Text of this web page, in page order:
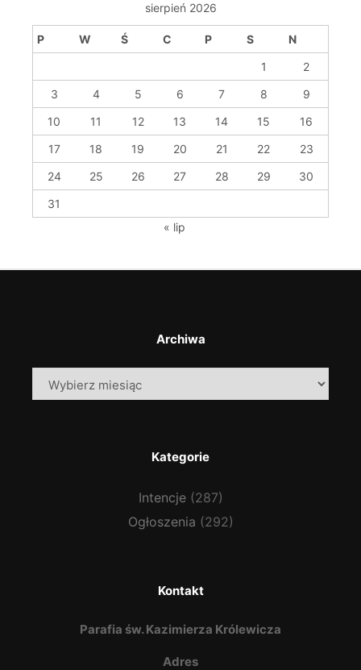
sierpień 2026
P W Ś C P S
N
1
2
3
4 5 6 7 8
9
10
11 12 13 14 15
16
17
18 19 20 21 22
23
24
25 26 27 28 29
30
31
« lip
Archiwa
Archiwa
Kategorie
Intencje(287)
Ogłoszenia (292)
Kontakt
Parafia św. Kazimierza Królewicza
Adres